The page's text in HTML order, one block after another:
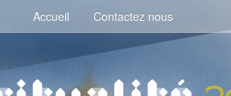
Accueil Contactez nous